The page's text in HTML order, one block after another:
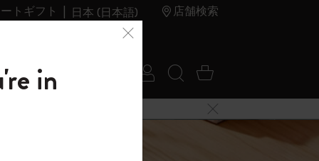
トギフト 日本 (日本語) 店舗検索
ール
ログイン
検索 (キーワード
カート 0 アイ
メニューを閉じる
in